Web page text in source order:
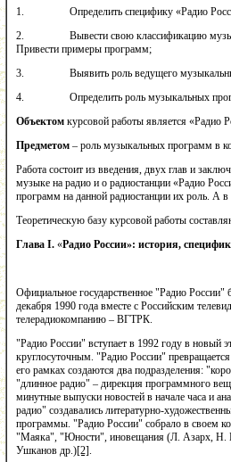
1. Определить специфику «Радио
2. Вывести свою классификацию
Привести примеры программ;
3. Выявить роль ведущего музыкальных
4. Определить роль музыкальных
Объектом курсовой работы является «Радио
Предметом – роль музыкальных программ в
Работа состоит из введения, двух глав и
музыке на радио и о радиостанции «Радио
программ на данной радиостанции их роль. А
Теоретическую базу курсовой работы
Глава I. «Радио России»: история,
Официальное государственное "Радио России"
декабря 1990 года вместе с Российским
телерадиокомпанию – ВГТРК.
"Радио России" вступает в 1992 году в новый
круглосуточным. "Радио России"
его рамках создаются два подразделения:
"длинное радио" – дирекция программного
минутные выпуски новостей в начале часа и
радио" создавались литературно-
программы. "Радио России" собрало в своем
"Маяка", "Юности", иновещания (Л. Азарх, Н.
Ушканов др.)[2].